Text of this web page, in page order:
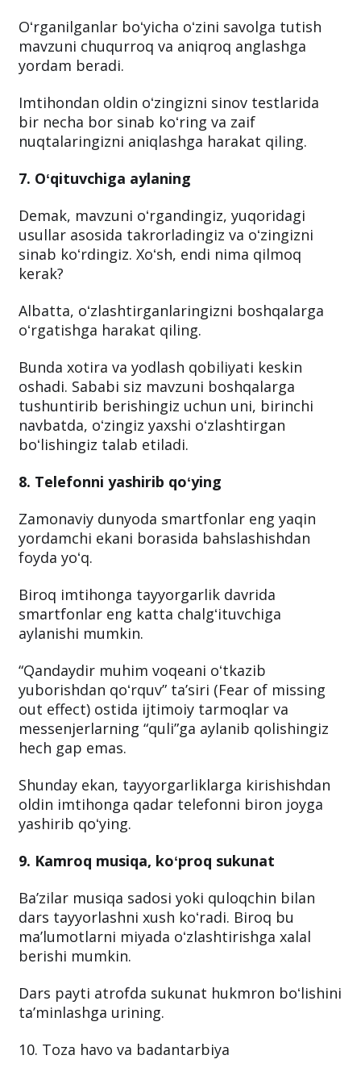
Oʻrganilganlar boʻyicha oʻzini savolga tutish
mavzuni chuqurroq va aniqroq anglashga
yordam beradi.
Imtihondan oldin oʻzingizni sinov testlarida
bir necha bor sinab koʻring va zaif
nuqtalaringizni aniqlashga harakat qiling.
7. Oʻqituvchiga aylaning
Demak, mavzuni oʻrgandingiz, yuqoridagi
usullar asosida takrorladingiz va oʻzingizni
sinab koʻrdingiz. Xoʻsh, endi nima qilmoq
kerak?
Albatta, oʻzlashtirganlaringizni boshqalarga
oʻrgatishga harakat qiling.
Bunda xotira va yodlash qobiliyati keskin
oshadi. Sababi siz mavzuni boshqalarga
tushuntirib berishingiz uchun uni, birinchi
navbatda, oʻzingiz yaxshi oʻzlashtirgan
boʻlishingiz talab etiladi.
8. Telefonni yashirib qoʻying
Zamonaviy dunyoda smartfonlar eng yaqin
yordamchi ekani borasida bahslashishdan
foyda yoʻq.
Biroq imtihonga tayyorgarlik davrida
smartfonlar eng katta chalgʻituvchiga
aylanishi mumkin.
“Qandaydir muhim voqeani oʻtkazib
yuborishdan qoʻrquv” taʼsiri (Fear of missing
out effect) ostida ijtimoiy tarmoqlar va
messenjerlarning “quli”ga aylanib qolishingiz
hech gap emas.
Shunday ekan, tayyorgarliklarga kirishishdan
oldin imtihonga qadar telefonni biron joyga
yashirib qoʻying.
9. Kamroq musiqa, koʻproq sukunat
Baʼzilar musiqa sadosi yoki quloqchin bilan
dars tayyorlashni xush koʻradi. Biroq bu
maʼlumotlarni miyada oʻzlashtirishga xalal
berishi mumkin.
Dars payti atrofda sukunat hukmron boʻlishini
taʼminlashga urining.
10. Toza havo va badantarbiya